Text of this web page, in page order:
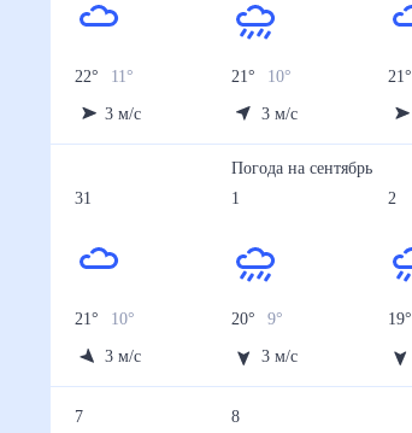
22° 11°
3 м/с
21° 10°
3 м/с
21°
31
21° 10°
3 м/с
Погода насентябрь
1
20° 9
3 м/с
2
19°
7 8